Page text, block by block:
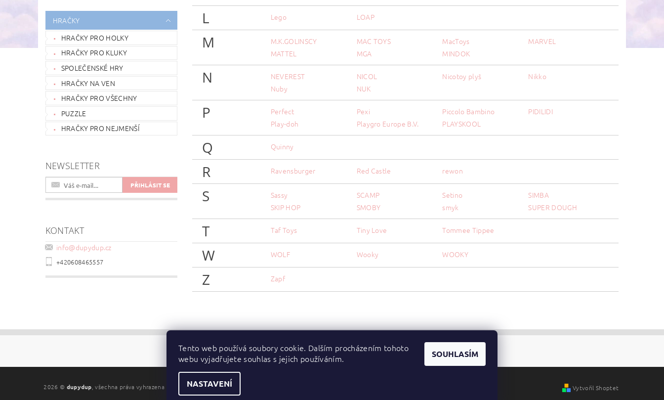
HRAČKY
HRAČKY PRO HOLKY
HRAČKY PRO KLUKY
SPOLEČENSKÉ HRY
HRAČKY NA VEN
HRAČKY PRO VŠECHNY
PUZZLE
HRAČKY PRO NEJMENŠÍ
NEWSLETTER
KONTAKT
info@dupydup.cz
+420608465557
L Lego LOAP
M M.K.GOLINSCY MAC TOYS MacToys
MARVEL
MATTEL
MGA MINDOK
N NEVEREST NICOL Nicotoy plyš
Nikko
Nuby
NUK
P Perfect Pexi Piccolo Bambino
PIDILIDI
Play-doh
Playgro Europe B.V. PLAYSKOOL
Q Quinny
R Ravensburger Red Castle rewon
S Sassy SCAMP Setino
SIMBA
SKIP HOP
SMOBY smyk SUPER DOUGH
T Taf Toys Tiny Love Tommee Tippee
W WOLF Wooky WOOKY
Z Zapf
Zboží.cz | Heureka.cz
2026 © dupydup, všechna práva vyhrazena Vytvořil Shoptet
Tento web používá soubory cookie. Dalším procházením tohoto
webu vyjadřujete souhlas s jejich používáním.
NASTAVENÍ
SOUHLASÍM